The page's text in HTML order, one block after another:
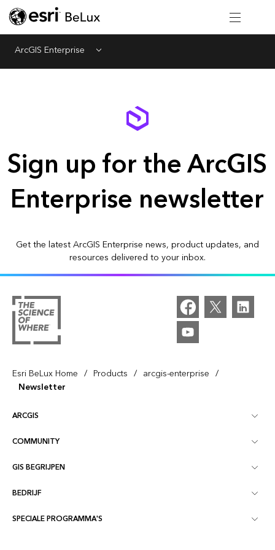
ArcGIS Enterprise Menu
Sign up for the ArcGIS
Enterprise newsletter
Get the latest ArcGIS Enterprise news, product updates, and
resources delivered to your inbox.
Esri BeLux Home / Products / arcgis-enterprise /
Newsletter
ARCGIS
Over ArcGIS
ArcGIS Online
COMMUNITY
Online Communities
Evenementen
GIS BEGRIJPEN
Wat is GIS?
Locatie-intelligentie
BEDRIJF
Over Esri BeLux
SPECIALE PROGRAMMA'S